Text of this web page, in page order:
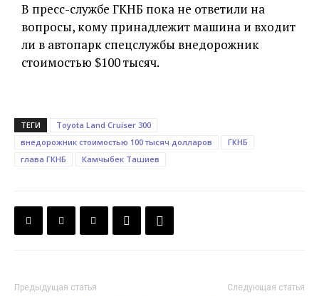
В пресс-службе ГКНБ пока не ответили на
вопросы, кому принадлежит машина и входит
ли в автопарк спецслужбы внедорожник
стоимостью $100 тысяч.
ТЕГИ
Toyota Land Cruiser 300
внедорожник стоимостью 100 тысяч долларов
ГКНБ
глава ГКНБ
Камчыбек Ташиев
Предыдущая статья Следующая статья